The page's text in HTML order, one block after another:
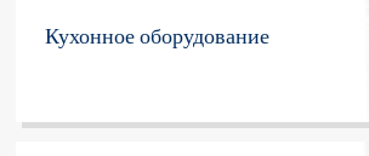
Кухонное оборудование